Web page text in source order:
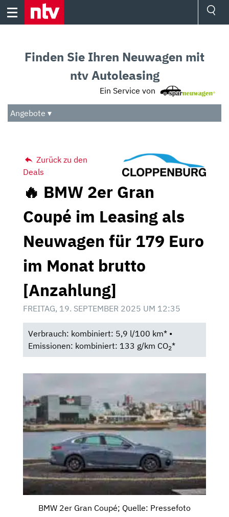
Skip
Audio
Das Beste
Finden Sie Ihren Neuwagen mit
ntv Autoleasing
Ein Service von
Angebote ▾
Zurück zu den
Deals
🔥 BMW 2er Gran
Coupé im Leasing als
Neuwagen für 179 Euro
im Monat brutto
[Anzahlung]
FREITAG, 19. SEPTEMBER 2025 UM 12:35
Verbrauch: kombiniert: 5,9 l/100 km* •
Emissionen: kombiniert: 133 g/km CO2*
BMW 2er Gran Coupé; Quelle: Pressefoto